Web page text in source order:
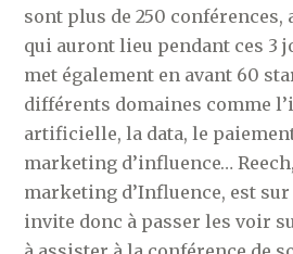
sont plus de 250
qui auront lieu pendant ces 3
met également en avant 60
différents domaines comme
artificielle, la data, le
marketing d’influence…
marketing d’Influence, est sur
invite donc à passer les voir